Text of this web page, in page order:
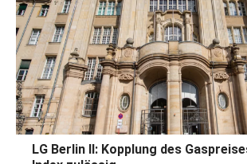
LG Berlin II: Kopplung des